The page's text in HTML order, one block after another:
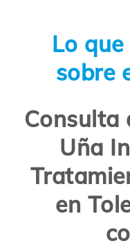
Lo
sobre
Consulta
Uña
en